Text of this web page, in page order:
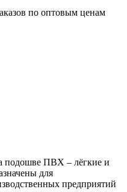
по оптовым ценам
подошве ПВХ – лёгкие и
для
предприятий